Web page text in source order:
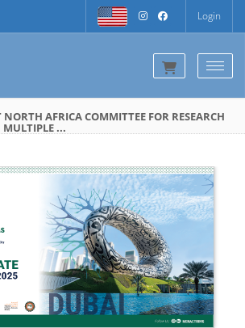
Login
AFRICA COMMITTEE FOR RESEARCH
...